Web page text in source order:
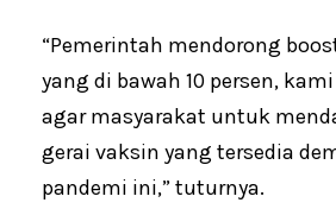
“Pemerintah mendorong
yang di bawah 10 persen,
agar masyarakat untuk
gerai vaksin yang tersedia
pandemi ini,” tuturnya.